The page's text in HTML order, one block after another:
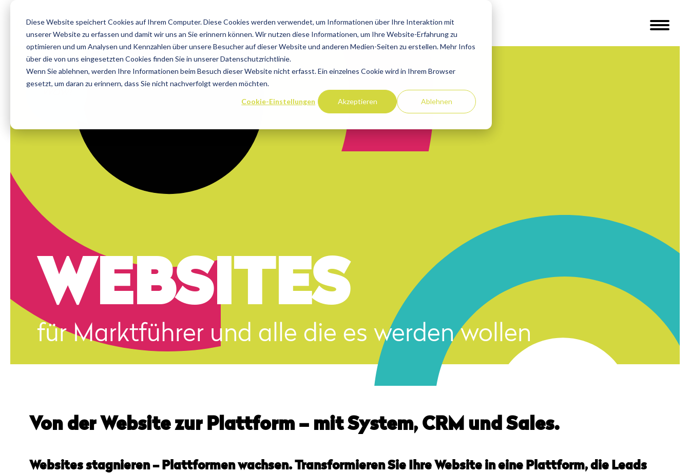
Diese Website speichert Cookies auf Ihrem Computer. Diese Cookies werden verwendet, um Informationen über Ihre Interaktion mit
unserer Website zu erfassen und damit wir uns an Sie erinnern können. Wir nutzen diese Informationen, um Ihre Website-Erfahrung zu
optimieren und um Analysen und Kennzahlen über unsere Besucher auf dieser Website und anderen Medien-Seiten zu erstellen. Mehr Infos
über die von uns eingesetzten Cookies finden Sie in unserer Datenschutzrichtlinie.
Wenn Sie ablehnen, werden Ihre Informationen beim Besuch dieser Website nicht erfasst. Ein einzelnes Cookie wird in Ihrem Browser
gesetzt, um daran zu erinnern, dass Sie nicht nachverfolgt werden möchten.
Cookie-Einstellungen Akzeptieren Ablehnen
WEBSITES
für Marktführer und alle die es werden wollen
Von der Website zur Plattform – mit System, CRM und Sales.
Websites stagnieren – Plattformen wachsen. Transformieren Sie Ihre Website in eine Plattform, die Leads